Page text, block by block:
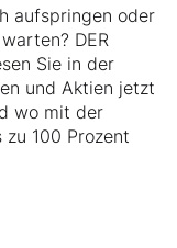
aufspringen oder
DER
Sie in der
und Aktien jetzt
wo mit der
100 Prozent